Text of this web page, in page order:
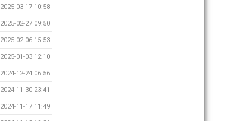
2025-03-17 10:58
2025-02-27 09:50
2025-02-06 15:53
2025-01-03 12:10
2024-12-24 06:56
2024-11-30 23:41
2024-11-17 11:49